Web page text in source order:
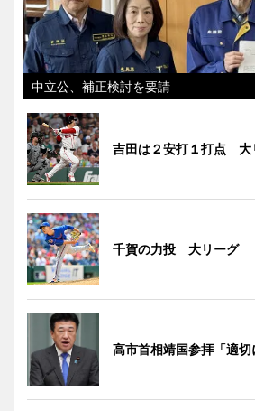
中立公、補正検討を要請
吉田は２安打１打点 大
千賀の力投 大リーグ
高市首相靖国参拝「適切